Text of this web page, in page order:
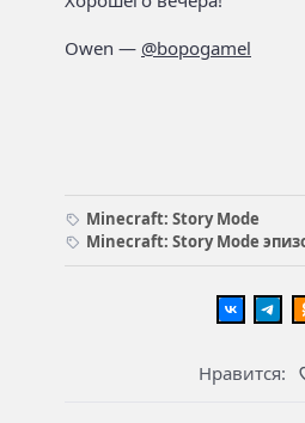
Owen — @bopogamel
Minecraft: Story Mode
Minecraft: Story Mode
Нравится: